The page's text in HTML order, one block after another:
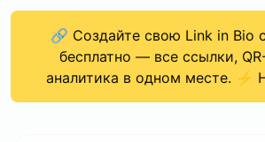
🔗 Создайте свою Link in Bio
бесплатно — все ссылки,
аналитика в одном месте. ⚡